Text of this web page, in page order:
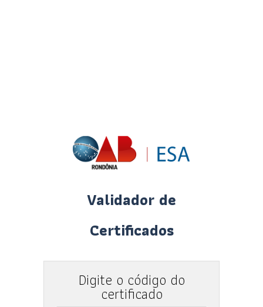
Validador de
Certificados
Digite o código do
certificado